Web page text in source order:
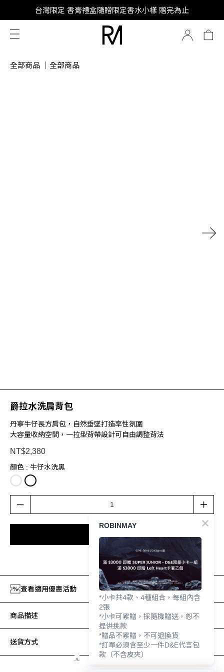
SUPER JUNIOR-D&E 全新代言
台灣限定 香膏禮盒隨贈限定香水小樣 贈完為止
SUPER JUNIOR-D&E 全新代言
全部商品 全部商品
爵拉水洗肩背包
丹寧牛仔長方肩包，自然垂墜打造率性氛圍
大容量收納空間，一拉型背帶設計可自由調整背法
NT$2,380
顏色 : 牛仔水洗黑
加入追蹤清單
查看適用優惠活動
商品描述
送貨方式
ROBINMAY
*小卡共4款、4種組合，每組內含
2張
*小卡可累贈，採隨機贈送，恕不
提供挑款
*贈品不累贈，不可退換貨
*訂單必須含至少一件D&E代言包
款（不含皮夾）